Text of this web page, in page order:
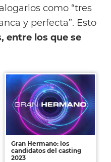
como “tres
y perfecta”. Esto
entre los que se
Gran Hermano: los
candidatos del casting
2023